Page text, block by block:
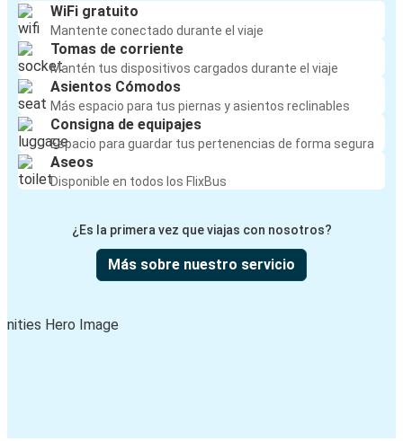
WiFi gratuito
Mantente conectado durante el viaje
Tomas de corriente
Mantén tus dispositivos cargados durante el viaje
Asientos Cómodos
Más espacio para tus piernas y asientos reclinables
Consigna de equipajes
Espacio para guardar tus pertenencias de forma segura
Aseos
Disponible en todos los FlixBus
¿Es la primera vez que viajas con nosotros?
Más sobre nuestro servicio